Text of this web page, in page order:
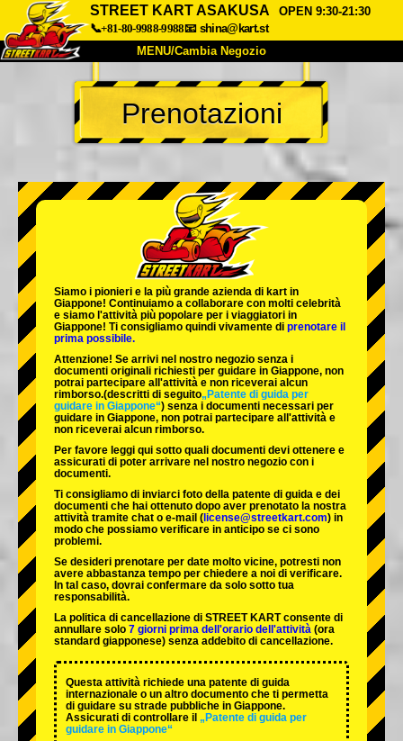
STREET KART ASAKUSA
OPEN 9:30-21:30
📞+81-80-9988-9988📧 shina@kart.st
MENU/Cambia Negozio
INIZIO
Chi Siamo Specifiche Prezzo
Azienda Prenotazioni
Cambia Negozio
Tokyo Shinagawa Tokyo Akihabara#1
Tokyo Akihabara#2
Tokyo Shibuya Annex Tokyo Bay
Tokyo Asakusa Osaka
Okinawa
Prenotazioni
Siamo i pionieri e la più grande azienda di kart in
Giappone! Continuiamo a collaborare con molti celebrità
e siamo l'attività più popolare per i viaggiatori in
Giappone! Ti consigliamo quindi vivamente di prenotare il
prima possibile.
Attenzione! Se arrivi nel nostro negozio senza i
documenti originali richiesti per guidare in Giappone, non
potrai partecipare all'attività e non riceverai alcun
rimborso.(descritti di seguito„Patente di guida per
guidare in Giappone“) senza i documenti necessari per
guidare in Giappone, non potrai partecipare all'attività e
non riceverai alcun rimborso.
Per favore leggi qui sotto quali documenti devi ottenere e
assicurati di poter arrivare nel nostro negozio con i
documenti.
Ti consigliamo di inviarci foto della patente di guida e dei
documenti che hai ottenuto dopo aver prenotato la nostra
attività tramite chat o e-mail ( license@streetkart.com) in
modo che possiamo verificare in anticipo se ci sono
problemi.
Se desideri prenotare per date molto vicine, potresti non
avere abbastanza tempo per chiedere a noi di verificare.
In tal caso, dovrai confermare da solo sotto tua
responsabilità.
La politica di cancellazione di STREET KART consente di
annullare solo 7 giorni prima dell'orario dell'attività (ora
standard giapponese) senza addebito di cancellazione.
Questa attività richiede una patente di guida
internazionale o un altro documento che ti permetta
di guidare su strade pubbliche in Giappone.
Assicurati di controllare il „Patente di guida per
guidare in Giappone“